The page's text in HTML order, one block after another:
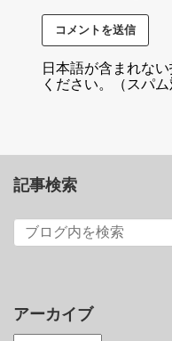
日本語が含まれな
ください。（スパム
記事検索
アーカイブ